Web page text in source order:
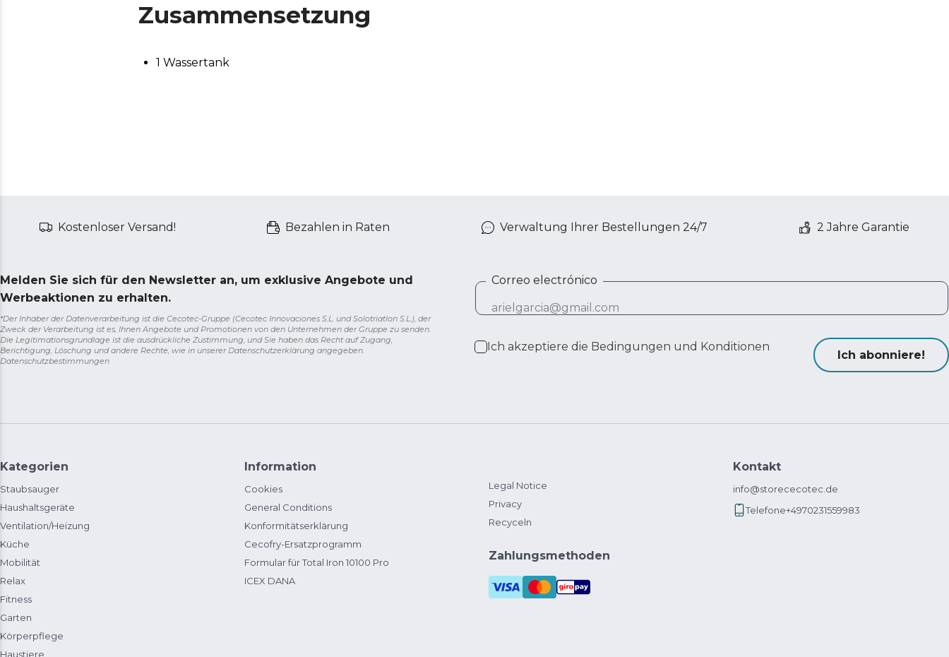
Zusammensetzung
1 Wassertank
Kostenloser Versand! Bezahlen in Raten Verwaltung Ihrer Bestellungen 24/7 2 Jahre Garantie
Melden Sie sich für den Newsletter an, um exklusive Angebote und
Werbeaktionen zu erhalten.
*Der Inhaber der Datenverarbeitung ist die Cecotec-Gruppe (Cecotec Innovaciones S.L. und Solotriatlon S.L.), der
Zweck der Verarbeitung ist es, Ihnen Angebote und Promotionen von den Unternehmen der Gruppe zu senden.
Die Legitimationsgrundlage ist die ausdrückliche Zustimmung, und Sie haben das Recht auf Zugang,
Berichtigung, Löschung und andere Rechte, wie in unserer Datenschutzerklärung angegeben.
Datenschutzbestimmungen
Correo electrónico
Ich akzeptiere die Bedingungen und Konditionen
Ich abonniere!
Kategorien
Staubsauger
Haushaltsgeräte
Ventilation/Heizung
Küche
Mobilität
Relax
Fitness
Garten
Körperpflege
Haustiere
Information
Cookies
General Conditions
Konformitätserklärung
Cecofry-Ersatzprogramm
Formular für Total Iron 10100 Pro
ICEX DANA
Legal Notice
Privacy
Recyceln
Zahlungsmethoden
Kontakt
info@storececotec.de
Telefone+4970231559983